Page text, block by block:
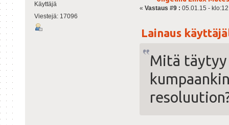
Käyttäjä
Viestejä: 17096
« Vastaus #9 : 05.01.15 -
Lainaus
Mitä täytyy